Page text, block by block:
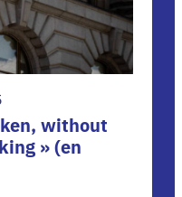
without
» (en